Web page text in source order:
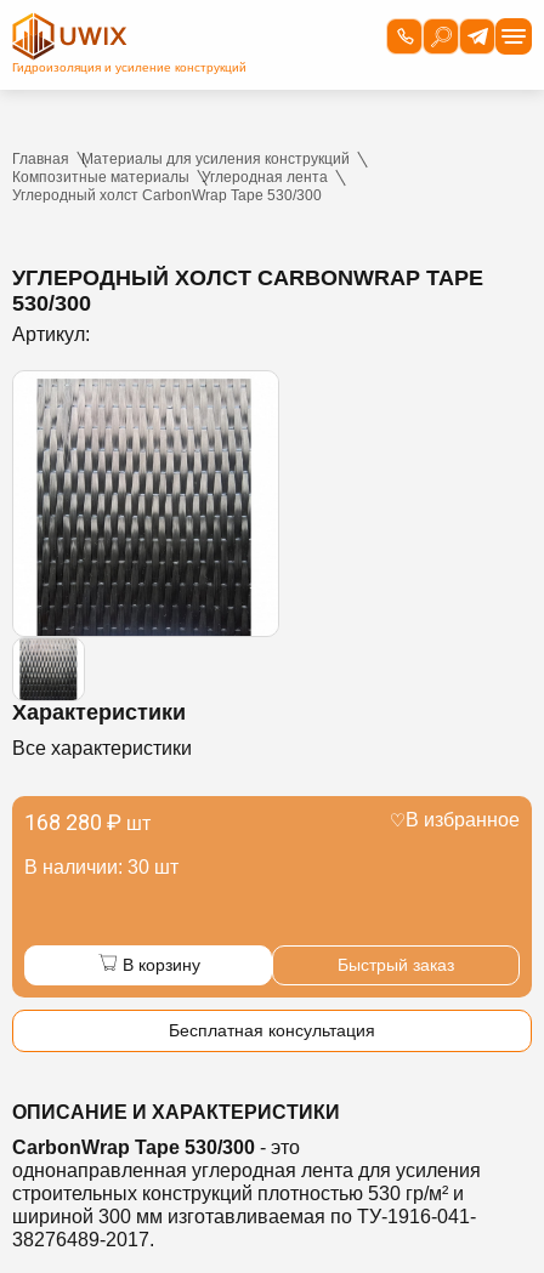
Главная
Материалы для усиления конструкций
Композитные материалы
Углеродная лента
Углеродный холст CarbonWrap Tape 530/300
УГЛЕРОДНЫЙ ХОЛСТ CARBONWRAP TAPE
530/300
Артикул:
Характеристики
Все характеристики
168 280 ₽ шт
В наличии: 30 шт
В избранное
В корзину Быстрый заказ
Бесплатная консультация
ОПИСАНИЕ И ХАРАКТЕРИСТИКИ
CarbonWrap Tape 530/300 - это
однонаправленная углеродная лента для усиления
строительных конструкций плотностью 530 гр/м² и
шириной 300 мм изготавливаемая по ТУ-1916-041-
38276489-2017.